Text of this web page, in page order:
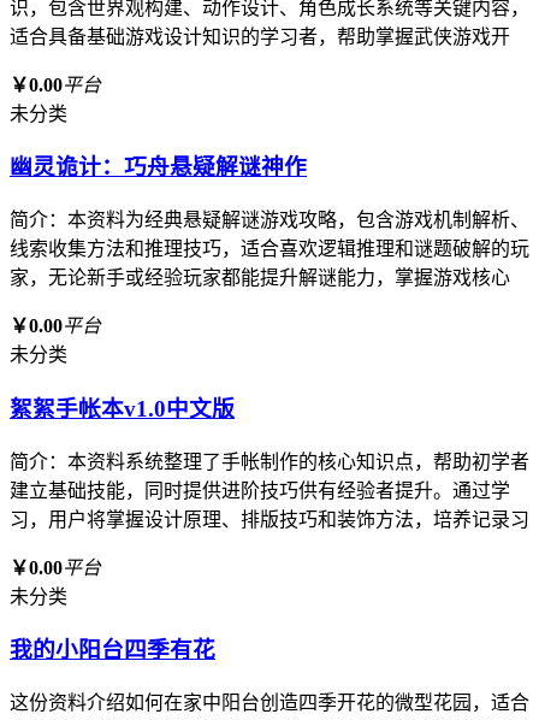
识，包含世界观构建、动作设计、角色成长系统等关键内容，
适合具备基础游戏设计知识的学习者，帮助掌握武侠游戏开
￥0.00平台
未分类
幽灵诡计：巧舟悬疑解谜神作
简介：本资料为经典悬疑解谜游戏攻略，包含游戏机制解析、
线索收集方法和推理技巧，适合喜欢逻辑推理和谜题破解的玩
家，无论新手或经验玩家都能提升解谜能力，掌握游戏核心
￥0.00平台
未分类
絮絮手帐本v1.0中文版
简介：本资料系统整理了手帐制作的核心知识点，帮助初学者
建立基础技能，同时提供进阶技巧供有经验者提升。通过学
习，用户将掌握设计原理、排版技巧和装饰方法，培养记录习
￥0.00平台
未分类
我的小阳台四季有花
这份资料介绍如何在家中阳台创造四季开花的微型花园，适合